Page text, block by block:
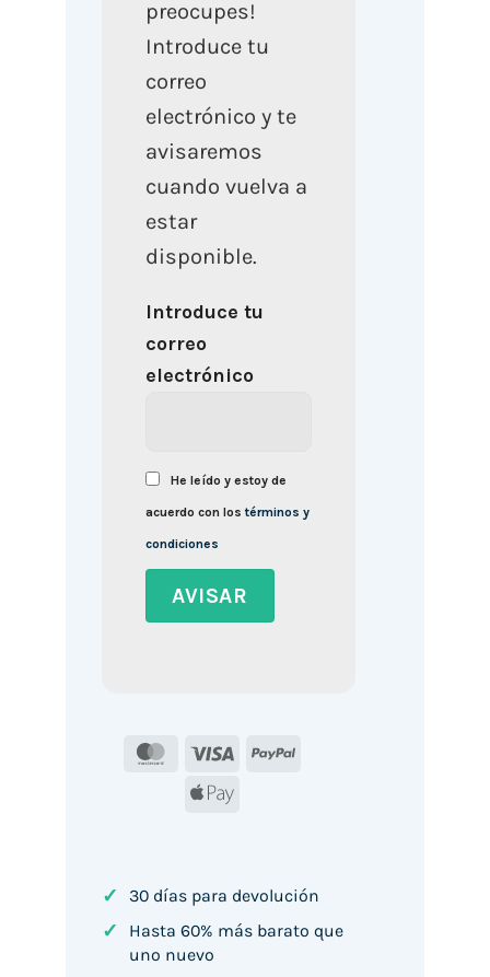
preocupes!
Introduce tu
correo
electrónico y te
avisaremos
cuando vuelva a
estar
disponible.
Introduce tu
correo
electrónico
He leído y estoy de
acuerdo con lostérminos y
condiciones
MasterCard
Visa
PayPal
Apple
✓ 30 días para devolución
✓
Hasta 60% más barato que
uno nuevo